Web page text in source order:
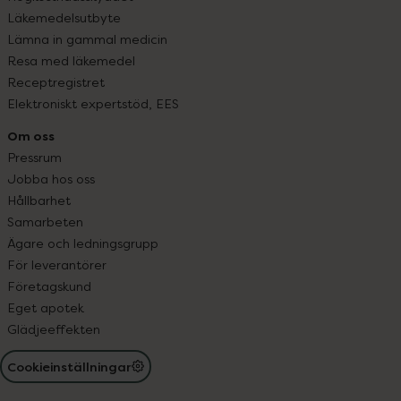
Läkemedelsutbyte
Lämna in gammal medicin
Resa med läkemedel
Receptregistret
Elektroniskt expertstöd, EES
Om oss
Pressrum
Jobba hos oss
Hållbarhet
Samarbeten
Ägare och ledningsgrupp
För leverantörer
Företagskund
Eget apotek
Glädjeeffekten
Cookieinställningar